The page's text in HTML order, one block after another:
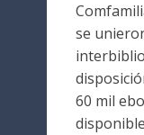
se
60 mil